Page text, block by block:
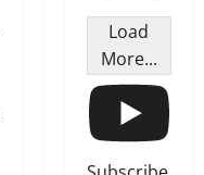
Load
More...